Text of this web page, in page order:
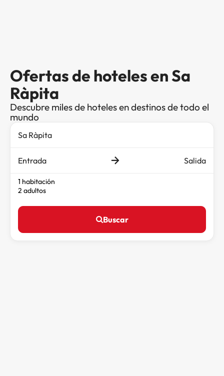
Ofertas de hoteles en Sa
Ràpita
Descubre miles de hoteles en destinos de todo el
mundo
Entrada Salida
1 habitación
2 adultos
Buscar